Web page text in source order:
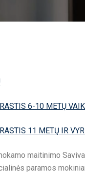
6-10 METŲ
11 METŲ IR
maitinimo
paramos